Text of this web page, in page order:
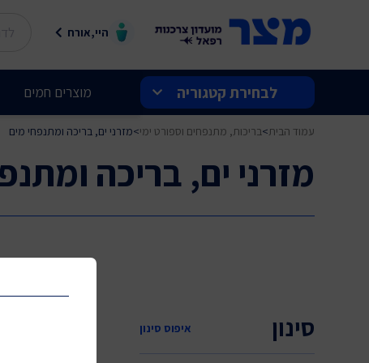
היי,אורח
לבחירת קטגוריה
בלעדי למצר
שוברים ותווי קנייה
מוצרים חמים
עמוד הבית>בריכות, מתנפחים וספורט ימי>מזרני ים, בריכה ומתנפחי מים
מזרני ים, בריכה
סינון איפוס סינון